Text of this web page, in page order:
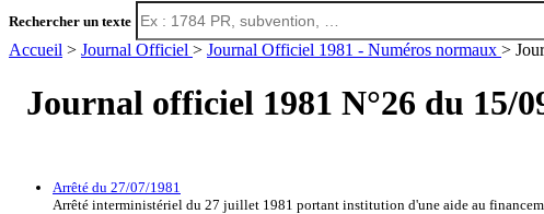
Rechercher un texte
Accueil > Journal Officiel > Journal Officiel 1981 - Numéros normaux >
Journal officiel 1981 N°26 du 15/
Arrêté du 27/07/1981
Arrêté interministériel du 27 juillet 1981 portant institution d'une aide au